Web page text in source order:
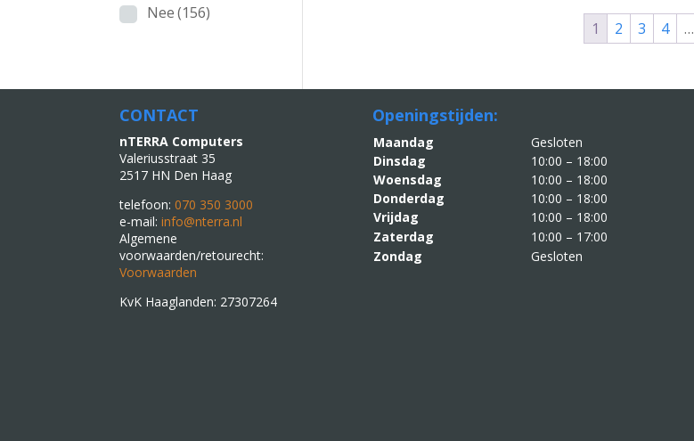
1 2 3 4 …
Nee (156)
CONTACT
nTERRA Computers
Valeriusstraat 35
2517 HN Den Haag
telefoon:070 350 3000
e-mail:info@nterra.nl
Algemene
voorwaarden/retourecht:
Voorwaarden
KvK Haaglanden: 27307264
Openingstijden:
Maandag
Gesloten
Dinsdag
10:00 – 18:00
Woensdag
10:00 – 18:00
Donderdag
10:00 – 18:00
Vrijdag
10:00 – 18:00
Zaterdag
10:00 – 17:00
Zondag
Gesloten